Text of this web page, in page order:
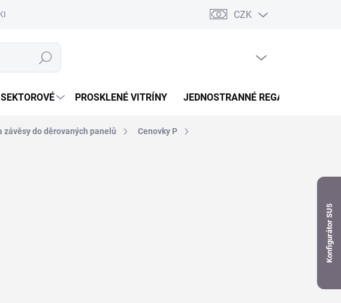
CZK
Hledat
PROSKLENÉ VITRÍNY JEDNOSTRANNÉ REGÁLY
závěsy do děrovaných panelů
Cenovky P
Konfigurátor SU5